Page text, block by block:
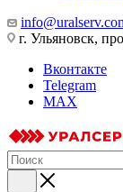
г. Ульяновск,
Вконтакте
Telegram
MAX